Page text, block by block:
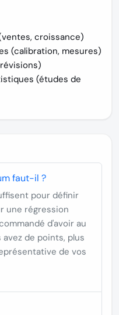
croissance)
(calibration, mesures)
(études de
faut-il ?
pour définir
une régression
d'avoir au
de points, plus
de vos